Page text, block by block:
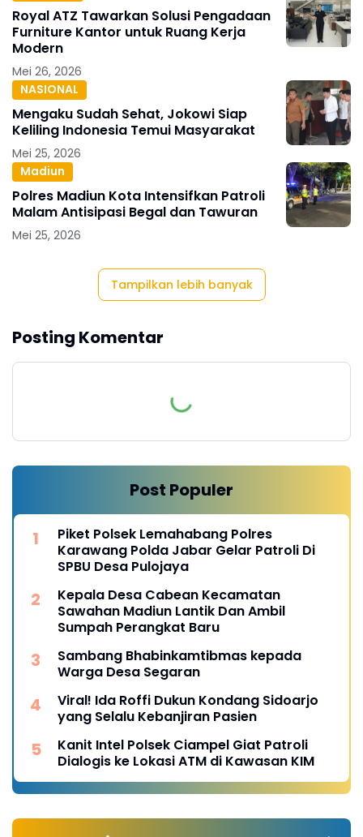
Royal ATZ Tawarkan Solusi Pengadaan
Furniture Kantor untuk Ruang Kerja
Modern
Mei 26, 2026
NASIONAL
Mengaku Sudah Sehat, Jokowi Siap
Keliling Indonesia Temui Masyarakat
Mei 25, 2026
Madiun
Polres Madiun Kota Intensifkan Patroli
Malam Antisipasi Begal dan Tawuran
Mei 25, 2026
Tampilkan lebih banyak
Posting Komentar
Post Populer
Piket Polsek Lemahabang Polres
Karawang Polda Jabar Gelar Patroli Di
SPBU Desa Pulojaya
Kepala Desa Cabean Kecamatan
Sawahan Madiun Lantik Dan Ambil
Sumpah Perangkat Baru
Sambang Bhabinkamtibmas kepada
Warga Desa Segaran
Viral! Ida Roffi Dukun Kondang Sidoarjo
yang Selalu Kebanjiran Pasien
Kanit Intel Polsek Ciampel Giat Patroli
Dialogis ke Lokasi ATM di Kawasan KIM